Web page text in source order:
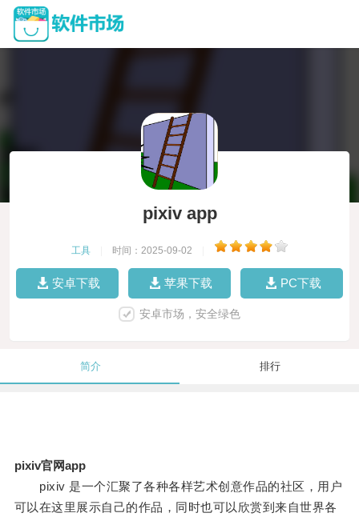
pixiv app
工具 时间：2025-09-02
安卓下载 苹果下载 PC下载
安卓市场，安全绿色
简介 排行
pixiv官网app
pixiv 是一个汇聚了各种各样艺术创意作品的社区，用户
可以在这里展示自己的作品，同时也可以欣赏到来自世界各